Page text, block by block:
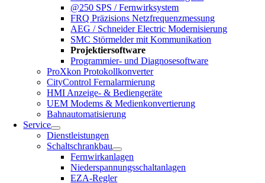
@250 SPS / Fernwirksystem
FRQ Präzisions Netzfrequenzmessung
AEG / Schneider Electric Modernisierung
SMC Störmelder mit Kommunikation
Projektiersoftware
Programmier- und Diagnosesoftware
ProXkon Protokollkonverter
CityControl Fernalarmierung
HMI Anzeige- & Bediengeräte
UEM Modems & Medienkonvertierung
Bahnautomatisierung
Service
Dienstleistungen
Schaltschrankbau
Fernwirkanlagen
Niederspannungsschaltanlagen
EZA-Regler